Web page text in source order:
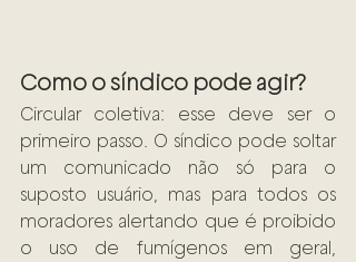
Como o síndico pode agir?
Circular coletiva: esse deve ser o
primeiro passo. O síndico pode soltar
um comunicado não só para o
suposto usuário, mas para todos os
moradores alertando que é proibido
o uso de fumígenos em geral,